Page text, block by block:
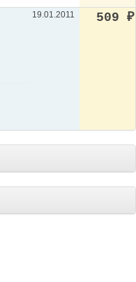
19.01.2011 509 ₽